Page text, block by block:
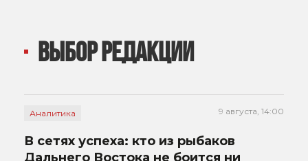
ВЫБОР РЕДАКЦИИ
Аналитика 9 августа, 14:00
В сетях успеха: кто из рыбаков
Дальнего Востока не боится ни